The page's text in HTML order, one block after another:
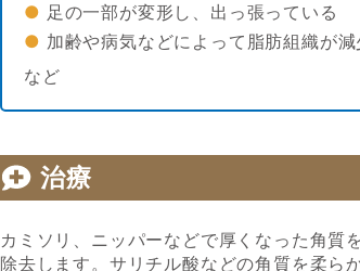
足の一部が変形し、出っ張っている
加齢や病気などによって脂肪組織が減
など
治療
カミソリ、ニッパーなどで厚くなった角質
除去します。サリチル酸などの角質を柔ら